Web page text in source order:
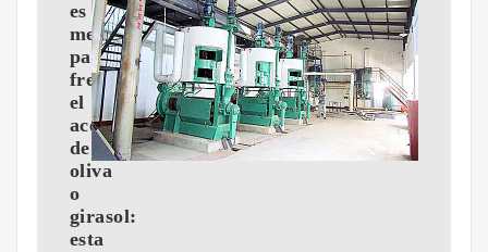
es
mejor
para
freír,
el
aceite
de
oliva
o
girasol:
esta